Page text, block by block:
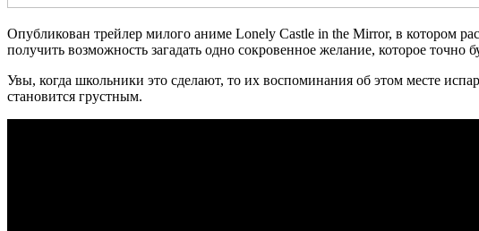
Опубликован трейлер милого аниме Lonely Castle in the Mirror, в котором
получить возможность загадать одно сокровенное желание, которое точно
Увы, когда школьники это сделают, то их воспоминания об этом месте
становится грустным.